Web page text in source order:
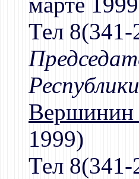
Тел
Вершинин
1999)
Тел